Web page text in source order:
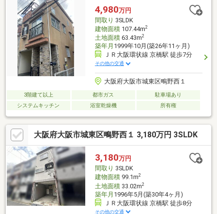
環境】マックスバリュ京橋店 約320mライフ京橋
店 約620m大阪市立聖賢小学校 約
260m
4,980万円
間取り 3SLDK
建物面積107.44m2
土地面積63.43m2
築年月 1999年10月(築26年11ヶ月)
ＪＲ大阪環状線 京橋駅 徒歩7分
その他の交通
大阪府大阪市城東区鴫野西１
3階建て以上 都市ガス
駐車場あり
システムキッチン
浴室乾燥機 所有権
大阪府大阪市城東区鴫野西１ 3,180万円 3SLDK
3,180万円
間取り 3SLDK
建物面積99.1m2
土地面積33.02m2
築年月 1996年5月(築30年4ヶ月)
ＪＲ大阪環状線 京橋駅 徒歩8分
その他の交通